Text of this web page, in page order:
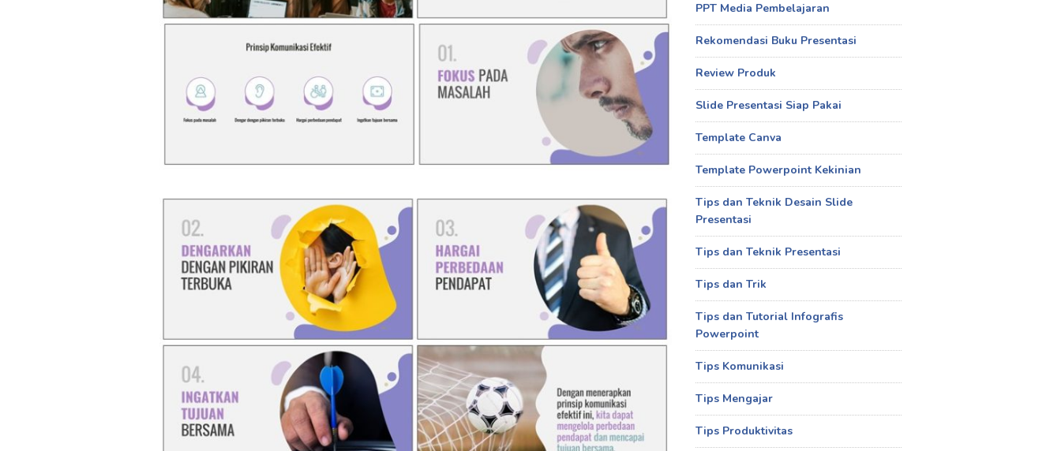
PPT Media Pembelajaran
Rekomendasi Buku Presentasi
Review Produk
Slide Presentasi Siap Pakai
Template Canva
Template Powerpoint Kekinian
Tips dan Teknik Desain Slide
Presentasi
Tips dan Teknik Presentasi
Tips dan Trik
Tips dan Tutorial Infografis
Powerpoint
Tips Komunikasi
Tips Mengajar
Tips Produktivitas